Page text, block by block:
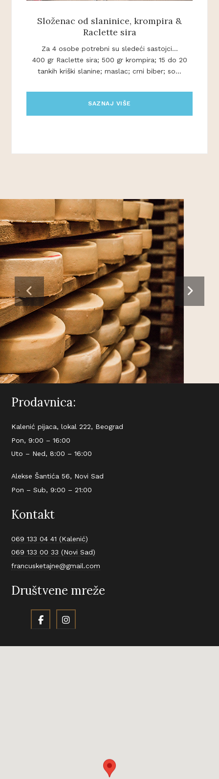
Složenac od slaninice, krompira &
Raclette sira
Za 4 osobe potrebni su sledeći sastojci...
400 gr Raclette sira; 500 gr krompira; 15 do 20
tankih kriški slanine; maslac; crni biber; so...
SAZNAJ VIŠE
Prodavnica:
Kalenić pijaca, lokal 222, Beograd
Pon, 9:00 – 16:00
Uto – Ned, 8:00 – 16:00
Alekse Šantića 56, Novi Sad
Pon – Sub, 9:00 – 21:00
Kontakt
069 133 04 41 (Kalenić)
069 133 00 33 (Novi Sad)
francusketajne@gmail.com
Društvene mreže